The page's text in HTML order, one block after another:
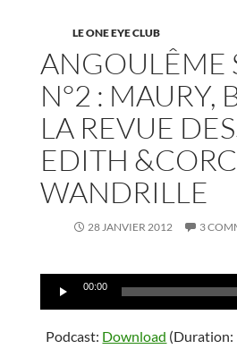
LE ONE EYE CLUB
ANGOULÊME
N°2 : MAURY,
LA REVUE
EDITH
WANDRILLE
28 JANVIER 2012 3
00:00
Podcast: Download (Duration: